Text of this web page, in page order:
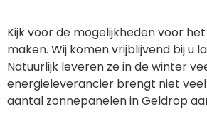
Kijk voor de mogelijkheden voor
maken. Wij komen vrijblijvend bij u
Natuurlijk leveren ze in de winter
energieleverancier brengt niet
aantal zonnepanelen in Geldrop